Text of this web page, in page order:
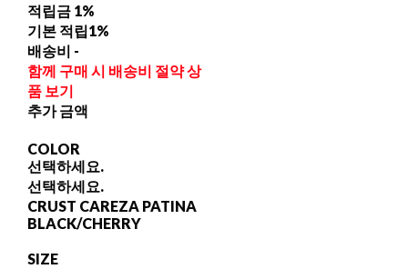
적립금 1%
기본 적립1%
배송비 -
함께 구매 시 배송비 절약 상
품 보기
추가 금액
COLOR
선택하세요.
선택하세요.
CRUST CAREZA PATINA
BLACK/CHERRY
SIZE